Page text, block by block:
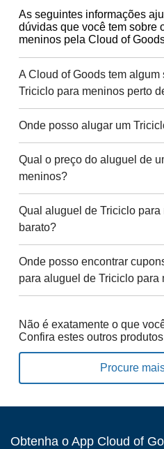
As seguintes informações
dúvidas que você tem sobre
meninos pela Cloud of
A Cloud of Goods tem
Triciclo para meninos perto
Onde posso alugar um
Qual o preço do aluguel de
meninos?
Qual aluguel de Triciclo para
barato?
Onde posso encontrar
para aluguel de Triciclo para
Não é exatamente o que
Confira estes outros
Procure
Obtenha o App Cloud of